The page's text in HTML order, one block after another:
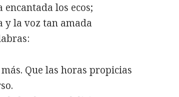
los ecos;
y la voz tan amada
Que las horas propicias